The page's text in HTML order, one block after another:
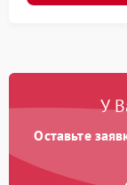
У
Оставьте